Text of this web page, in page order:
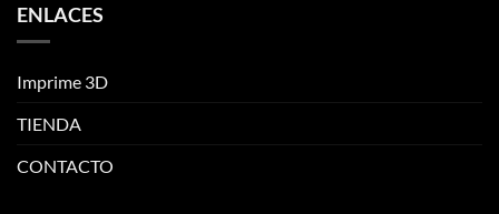
ENLACES
Imprime 3D
TIENDA
CONTACTO